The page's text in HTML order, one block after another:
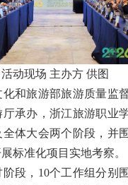
活动现场 主办方 供图
旅游部旅游质量监
承办，浙江旅游职业
体大会两个阶段，并
标准化项目实地考察。
，10个工作组分别